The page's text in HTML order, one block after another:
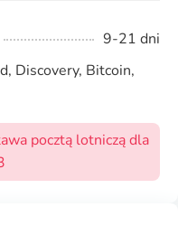
9-21 dni
Discovery, Bitcoin,
pocztą lotniczą dla